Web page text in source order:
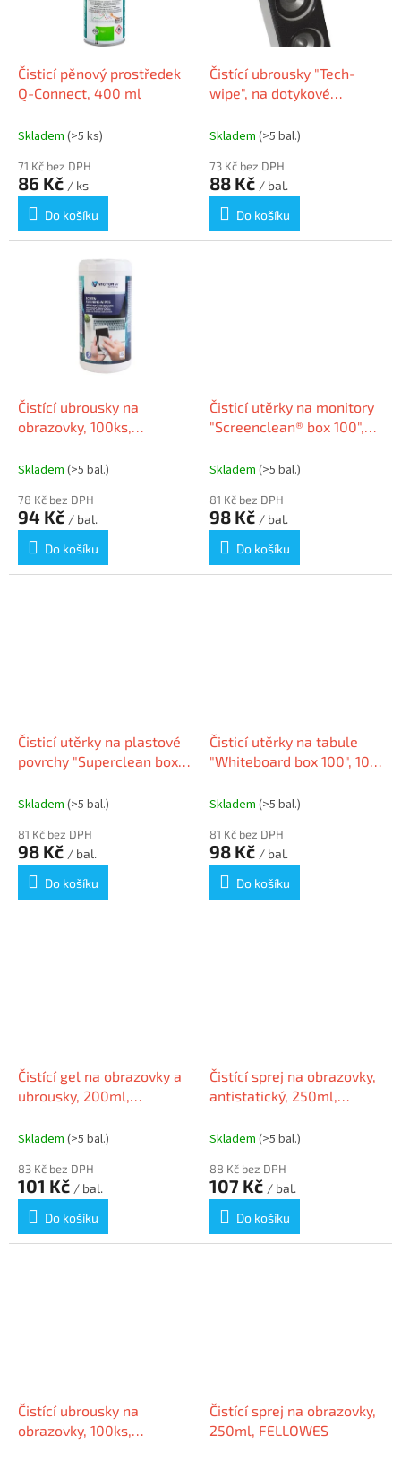
Čisticí pěnový prostředek
Q-Connect, 400 ml
Skladem (>5 ks)
71 Kč bez DPH
86 Kč / ks
Do košíku
Čistící ubrousky "Tech-
wipe", na dotykové
vlhčené, 25 ks, AF
Skladem (>5 bal.)
73 Kč bez DPH
88 Kč / bal.
Do košíku
Čistící ubrousky na
obrazovky, 100ks,
Skladem (>5 bal.)
78 Kč bez DPH
94 Kč / bal.
Do košíku
Čisticí utěrky na monitory
"Screenclean® box 100",
Skladem (>5 bal.)
81 Kč bez DPH
98 Kč / bal.
Do košíku
Čisticí utěrky na plastové
povrchy "Superclean box
570802
Skladem (>5 bal.)
81 Kč bez DPH
98 Kč / bal.
Do košíku
Čisticí utěrky na tabule
"Whiteboard box 100", 100
Skladem (>5 bal.)
81 Kč bez DPH
98 Kč / bal.
Do košíku
Čistící gel na obrazovky a
ubrousky, 200ml,
Skladem (>5 bal.)
83 Kč bez DPH
101 Kč / bal.
Do košíku
Čistící sprej na obrazovky,
antistatický, 250ml,
Skladem (>5 bal.)
88 Kč bez DPH
107 Kč / bal.
Do košíku
Čistící ubrousky na
obrazovky, 100ks,
Čistící sprej na obrazovky,
250ml, FELLOWES